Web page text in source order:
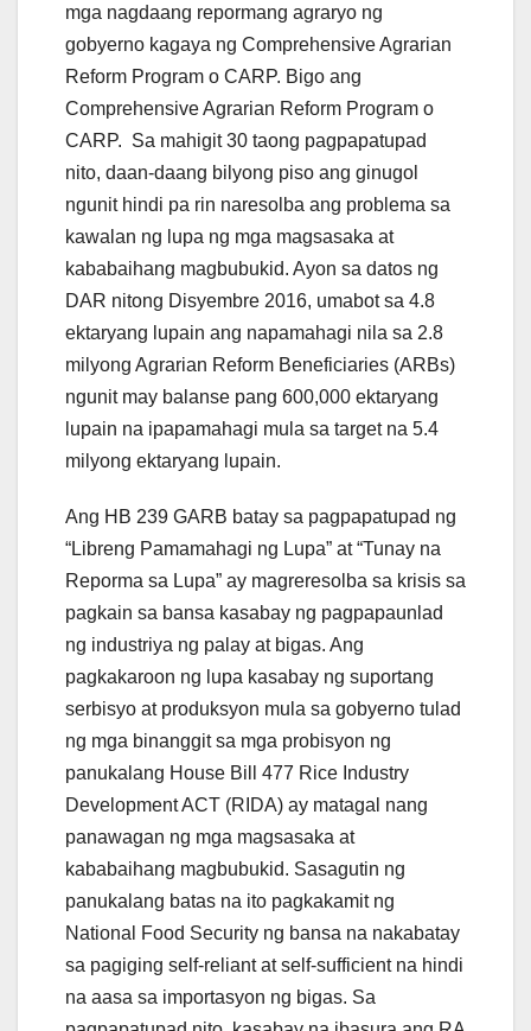
mga nagdaang repormang agraryo ng
gobyerno kagaya ng Comprehensive Agrarian
Reform Program o CARP. Bigo ang
Comprehensive Agrarian Reform Program o
CARP. Sa mahigit 30 taong pagpapatupad
nito, daan-daang bilyong piso ang ginugol
ngunit hindi pa rin naresolba ang problema sa
kawalan ng lupa ng mga magsasaka at
kababaihang magbubukid. Ayon sa datos ng
DAR nitong Disyembre 2016, umabot sa 4.8
ektaryang lupain ang napamahagi nila sa 2.8
milyong Agrarian Reform Beneficiaries (ARBs)
ngunit may balanse pang 600,000 ektaryang
lupain na ipapamahagi mula sa target na 5.4
milyong ektaryang lupain.
Ang HB 239 GARB batay sa pagpapatupad ng
“Libreng Pamamahagi ng Lupa” at “Tunay na
Reporma sa Lupa” ay magreresolba sa krisis sa
pagkain sa bansa kasabay ng pagpapaunlad
ng industriya ng palay at bigas. Ang
pagkakaroon ng lupa kasabay ng suportang
serbisyo at produksyon mula sa gobyerno tulad
ng mga binanggit sa mga probisyon ng
panukalang House Bill 477 Rice Industry
Development ACT (RIDA) ay matagal nang
panawagan ng mga magsasaka at
kababaihang magbubukid. Sasagutin ng
panukalang batas na ito pagkakamit ng
National Food Security ng bansa na nakabatay
sa pagiging self-reliant at self-sufficient na hindi
na aasa sa importasyon ng bigas. Sa